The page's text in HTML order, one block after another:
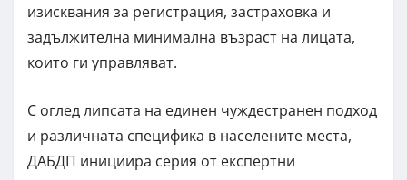
изисквания за регистрация, застраховка и
задължителна минимална възраст на лицата,
които ги управляват.
С оглед липсата на единен чуждестранен подход
и различната специфика в населените места,
ДАБДП инициира серия от експертни